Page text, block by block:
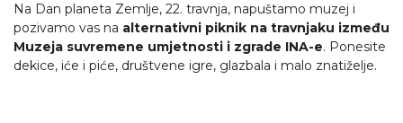
Na Dan planeta Zemlje, 22. travnja, napuštamo muzej i
pozivamo vas na alternativni piknik na travnjaku između
Muzeja suvremene umjetnosti i zgrade INA-e. Ponesite
dekice, iće i piće, društvene igre, glazbala i malo znatiželje.